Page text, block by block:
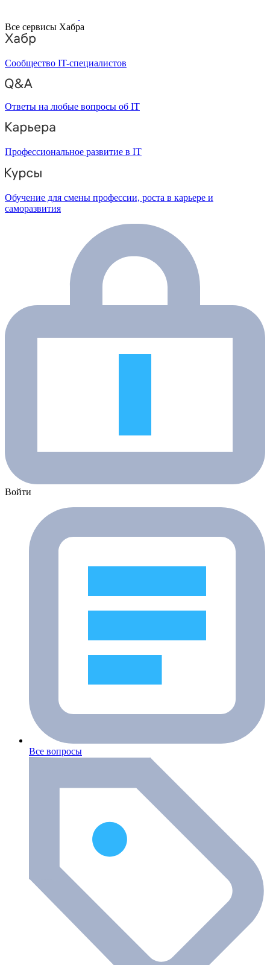
Все сервисы Хабра
Сообщество IT-специалистов
Ответы на любые вопросы об IT
Профессиональное развитие в IT
Обучение для смены профессии, роста в карьере и
саморазвития
Войти
Все вопросы